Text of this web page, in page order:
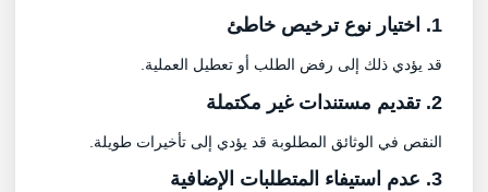
قد يؤدي ذلك إلى رفض الطلب أو تعطيل العملية.
النقص في الوثائق المطلوبة قد يؤدي إلى تأخيرات طويلة.